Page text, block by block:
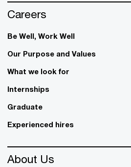
Careers
Be Well, Work Well​
Our Purpose and Values
What we look for
Internships
Graduate
Experienced hires
About Us